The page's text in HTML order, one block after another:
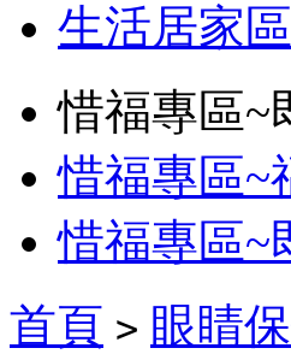
生活居家區
惜福專區~
惜福專區~
惜福專區~
首頁 > 眼睛